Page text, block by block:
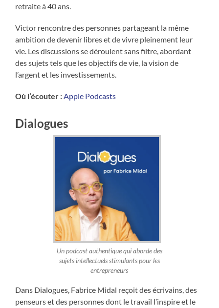
retraite à 40 ans.
Victor rencontre des personnes partageant la même
ambition de devenir libres et de vivre pleinement leur
vie. Les discussions se déroulent sans filtre, abordant
des sujets tels que les objectifs de vie, la vision de
l’argent et les investissements.
Où l’écouter :Apple Podcasts
Dialogues
Un podcast authentique qui aborde des
sujets intellectuels stimulants pour les
entrepreneurs
Dans Dialogues, Fabrice Midal reçoit des écrivains, des
penseurs et des personnes dont le travail l’inspire et le